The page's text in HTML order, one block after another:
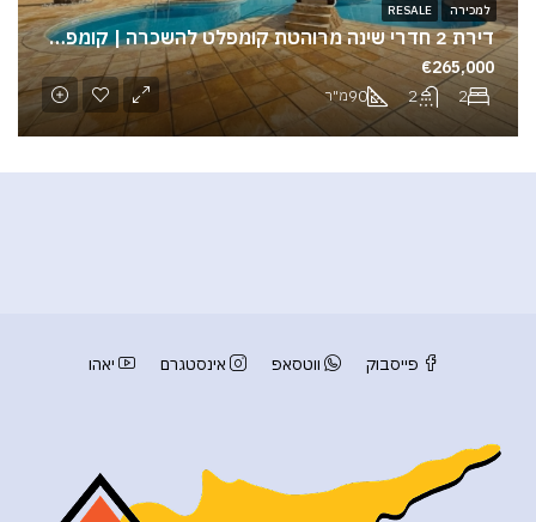
דירת 2 חדרי שינה מרוהטת קומפלט להשכרה | קומפלקס יוקרתי עם 2 בריכות
2
2
90מ"ר
€265,000
למכירה RESALE
פייסבוק ווטסאפ אינסטגרם יאהו